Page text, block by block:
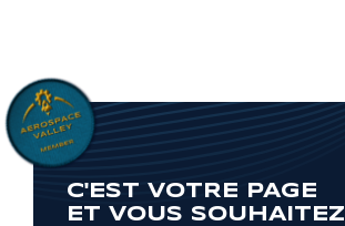
C'EST VOTRE PAGE
ET VOUS SOUHAITEZ